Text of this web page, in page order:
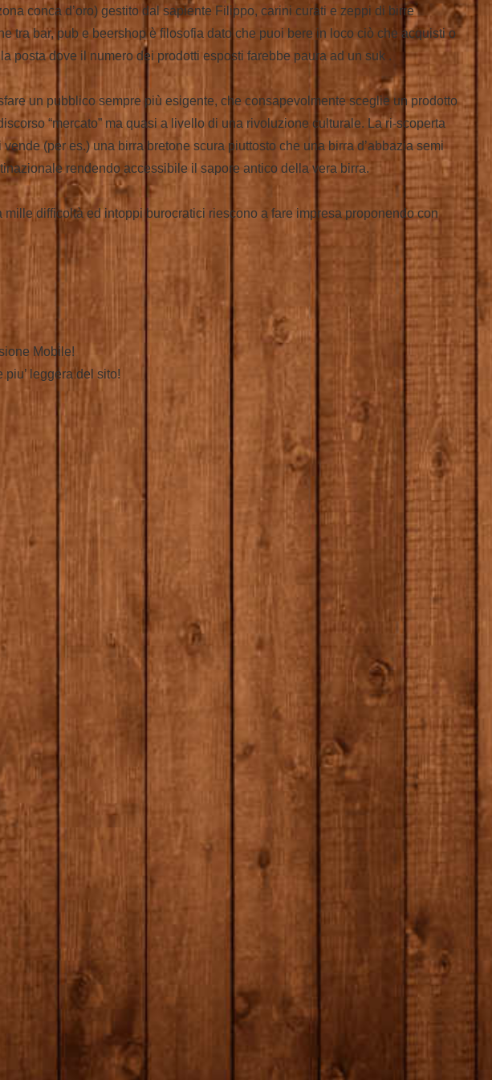
conca d’oro) gestito dal sapiente Filippo, carini curati e zeppi di birre
tra bar, pub e beershop è filosofia dato che puoi bere in loco ciò che acquisti o
posta dove il numero dei prodotti esposti farebbe paura ad un suk .
un pubblico sempre più esigente, che consapevolmente sceglie un prodotto
“mercato” ma quasi a livello di una rivoluzione culturale. La ri-scoperta
(per es.) una birra bretone scura piuttosto che una birra d’abbazia semi
rendendo accessibile il sapore antico della vera birra.
difficoltà ed intoppi burocratici riescono a fare impresa proponendo con
Mobile!
leggera del sito!